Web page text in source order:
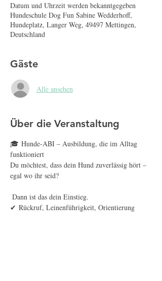
Datum und Uhrzeit werden bekanntgegeben
Hundeschule Dog Fun Sabine Wedderhoff,
Hundeplatz, Langer Weg, 49497 Mettingen,
Deutschland
Gäste
Alle ansehen
Über die Veranstaltung
🎓 Hunde-ABI – Ausbildung, die im Alltag
funktioniert
Du möchtest, dass dein Hund zuverlässig hört –
egal wo ihr seid?
Dann ist das dein Einstieg.
✔ Rückruf, Leinenführigkeit, Orientierung